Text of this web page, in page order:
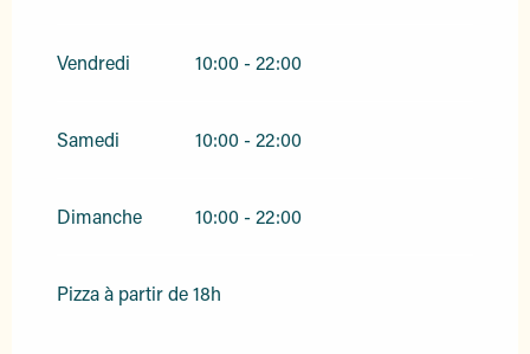
Vendredi 10:00 - 22:00
Samedi 10:00 - 22:00
Dimanche 10:00 - 22:00
Pizza à partir de 18h